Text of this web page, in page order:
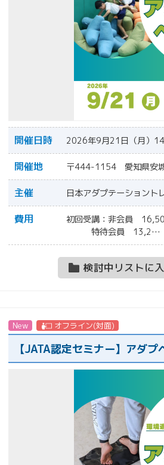
開催日時 2026年9月21日（月）
開催地 〒444-1154 愛知県安
主催 日本アダプテーショント
費用
初回受講：非会員
特待会員 13,2…
検討中リストに
New オフライン(対面)
【JATA認定セミナー】アダ